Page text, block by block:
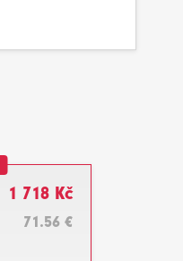
1 718 Kč
71.56 €